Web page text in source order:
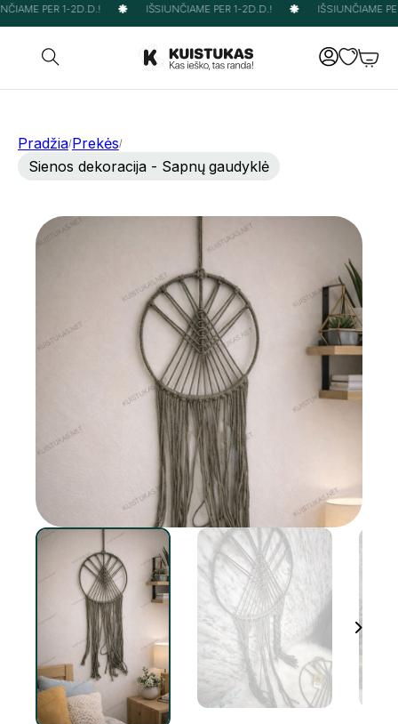
PER 1-2D.D.! IŠSIUNČIAME PER 1-2D.D.! IŠSIUNČIAME
Pradžia/Prekės/
Sienos dekoracija - Sapnų gaudyklė